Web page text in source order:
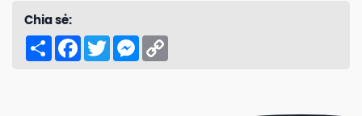
Chia sẻ:
ShareFacebook
TwitterMessenger